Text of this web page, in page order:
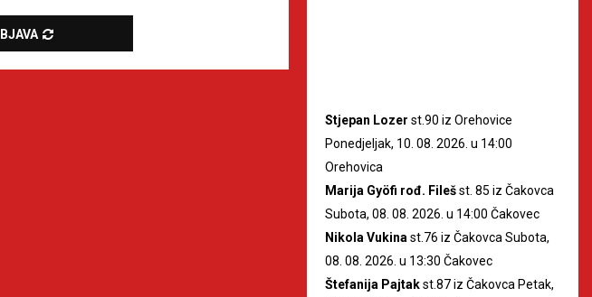
Stjepan Lozer st.90 iz Orehovice
Ponedjeljak, 10. 08. 2026. u 14:00
Orehovica
Marija Gyöfi rođ. Filešst. 85 iz Čakovca
Subota, 08. 08. 2026. u 14:00 Čakovec
Nikola Vukina st.76 iz Čakovca Subota,
08. 08. 2026. u 13:30 Čakovec
Štefanija Pajtakst.87 iz Čakovca Petak,